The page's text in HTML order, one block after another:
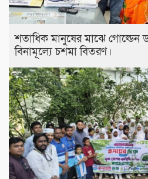
শতাধিক মানুষের মাঝে গোল্ডেন
বিনামূল্যে চশমা বিতরণ।